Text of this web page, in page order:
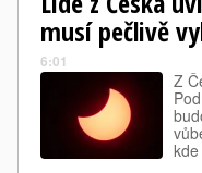
musí pečlivě
6:01
Z